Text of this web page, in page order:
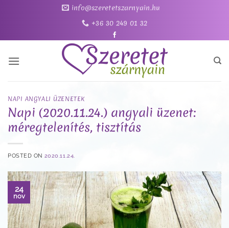
info@szeretetszarnyain.hu
+36 30 249 01 32
NAPI ANGYALI ÜZENETEK
Napi (2020.11.24.) angyali üzenet:
méregtelenítés, tisztítás
POSTED ON 2020.11.24.
24
nov